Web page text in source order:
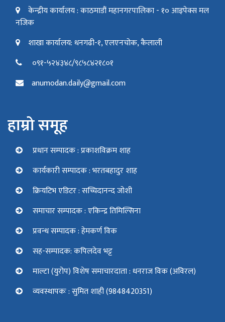
केन्द्रीय कार्यालय : काठमाडौं महानगरपालिका - १० आइपेक्स मल
नजिक
शाखा कार्यालय: धनगढी-१, एलएनचोक, कैलाली
०९१-५२४३४८/९८५८४२१८०१
anumodan.daily@gmail.com
हाम्रो समूह
प्रधान सम्पादक : प्रकाशविक्रम शाह
कार्यकारी सम्पादक : भरतबहादुर शाह
क्रियटिभ एडिटर : सच्चिदानन्द जोशी
समाचार सम्पादक : एकिन्द्र तिमिल्सिना
प्रवन्ध सम्पादक : हेमकर्ण विक
सह-सम्पादक: कपिलदेव भट्ट
माल्टा (युरोप) विशेष समाचारदाता : धनराज विक (अविरल)
व्यवस्थापकः : सुमित शाही (9848420351)